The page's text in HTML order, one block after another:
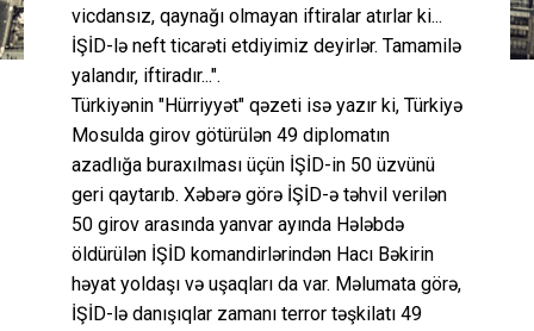
vicdansız, qaynağı olmayan iftiralar atırlar ki...
İŞİD-lə neft ticarəti etdiyimiz deyirlər. Tamamilə
yalandır, iftiradır...".
Türkiyənin "Hürriyyət" qəzeti isə yazır ki, Türkiyə
Mosulda girov götürülən 49 diplomatın
azadlığa buraxılması üçün İŞİD-in 50 üzvünü
geri qaytarıb. Xəbərə görə İŞİD-ə təhvil verilən
50 girov arasında yanvar ayında Hələbdə
öldürülən İŞİD komandirlərindən Hacı Bəkirin
həyat yoldaşı və uşaqları da var. Məlumata görə,
İŞİD-lə danışıqlar zamanı terror təşkilatı 49